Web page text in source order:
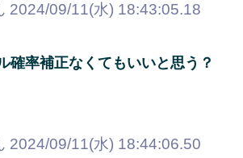
2024/09/11(水) 18:43:05.18
確率補正なくてもいいと思う？
2024/09/11(水) 18:44:06.50